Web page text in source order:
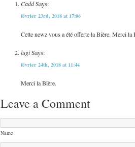
CaddSays:
février 23rd, 2018 at 17:06
Cette newz vous a été offerte la Bière. Merci la
lugiSays:
février 24th, 2018 at 11:44
Merci la Bière.
Leave a Comment
Name